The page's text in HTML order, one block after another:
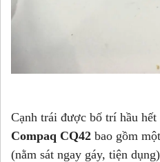
Cạnh trái được bố trí hầu
Compaq CQ42 bao gồm
(nằm sát ngay gáy, tiện